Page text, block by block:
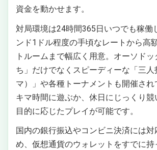
資金を動かせます。
対局環境は24時間365日いつでも稼働
ンド1ドル程度の手頃なレートから高
トルームまで幅広く用意。オーソド
ち」だけでなくスピーディーな「三人
マ）」や各種トーナメントも開催され
キマ時間に遊ぶか、休日にじっくり競
目的に応じたプレイが可能です。
国内の銀行振込やコンビニ決済には対
め、仮想通貨のウォレットをすでに持